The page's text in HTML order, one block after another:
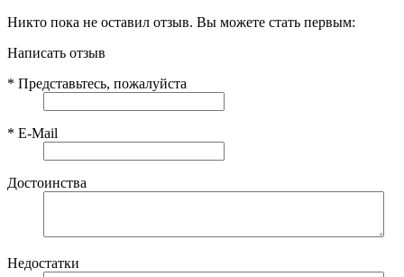
Никто пока не оставил отзыв. Вы можете стать первым:
Написать отзыв
* Представьтесь, пожалуйста
* E-Mail
Достоинства
Недостатки